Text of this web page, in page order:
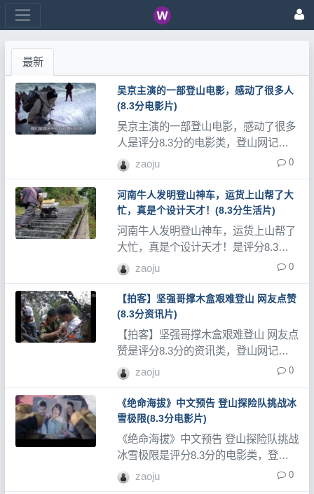
最新
吴京主演的一部登山电影，感动了很多人
(8.3分电影片)
吴京主演的一部登山电影，感动了很多
人是评分8.3分的电影类，登山网记录
了大量登山视频、登山教程和登山记录
片。
zaoju 0
河南牛人发明登山神车，运货上山帮了大
忙，真是个设计天才！(8.3分生活片)
河南牛人发明登山神车，运货上山帮了
大忙，真是个设计天才！是评分8.3分
的生活类，登山网记录了大量登山视
频、登山教程和登山记录片。
zaoju 0
【拍客】坚强哥撑木盒艰难登山 网友点赞
(8.3分资讯片)
【拍客】坚强哥撑木盒艰难登山 网友点
赞是评分8.3分的资讯类，登山网记录
了大量登山视频、登山教程和登山记录
片。
zaoju 0
《绝命海拔》中文预告 登山探险队挑战冰
雪极限(8.3分电影片)
《绝命海拔》中文预告 登山探险队挑战
冰雪极限是评分8.3分的电影类，登山
网记录了大量登山视频、登山教程和登
山记录片。
zaoju 0